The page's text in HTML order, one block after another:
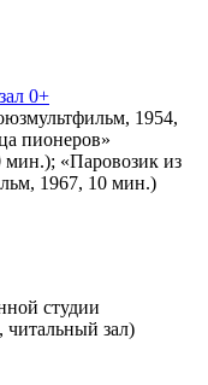
0+
1954,
пионеров»
«Паровозик из
1967, 10 мин.)
студии
зал)